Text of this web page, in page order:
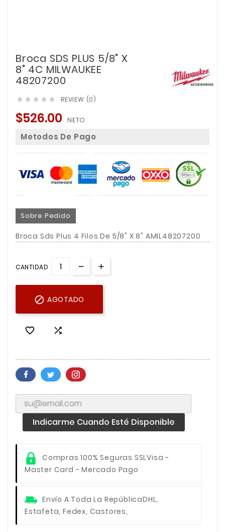
Broca SDS PLUS 5/8" X
8" 4C MILWAUKEE
48207200
     REVIEW (0)
$526.00 NETO
Metodos De Pago
Sobre Pedido
Broca Sds Plus 4 Filos De 5/8" X 8" AMIL48207200
CANTIDAD
 AGOTADO
 
Indicarme Cuando Esté Disponible
Compras 100% Seguras SSLVisa -
Master Card - Mercado Pago
Envío A Toda La RepúblicaDHL,
Estafeta, Fedex, Castores,